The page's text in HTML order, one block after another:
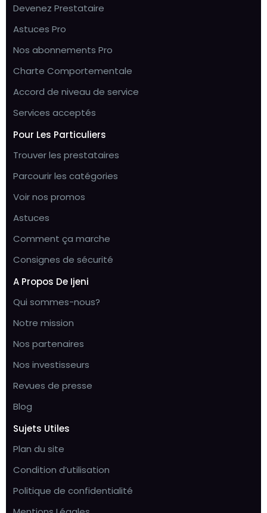
Devenez Prestataire
Astuces Pro
Nos abonnements Pro
Charte Comportementale
Accord de niveau de service
Services acceptés
Pour Les Particuliers
Trouver les prestataires
Parcourir les catégories
Voir nos promos
Astuces
Comment ça marche
Consignes de sécurité
A Propos De Ijeni
Qui sommes-nous?
Notre mission
Nos partenaires
Nos investisseurs
Revues de presse
Blog
Sujets Utiles
Plan du site
Condition d’utilisation
Politique de confidentialité